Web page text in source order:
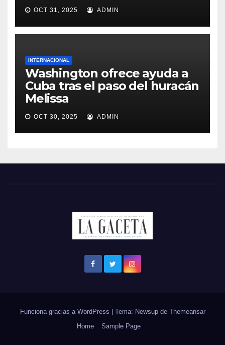
OCT 31, 2025 ADMIN
INTERNACIONAL
Washington ofrece ayuda a
Cuba tras el paso del huracán
Melissa
OCT 30, 2025 ADMIN
Funciona gracias a WordPress Tema: Newsup de Themeansar
Home
Sample Page